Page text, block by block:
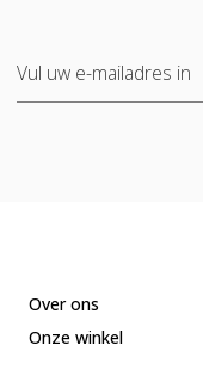
Over ons
Onze winkel